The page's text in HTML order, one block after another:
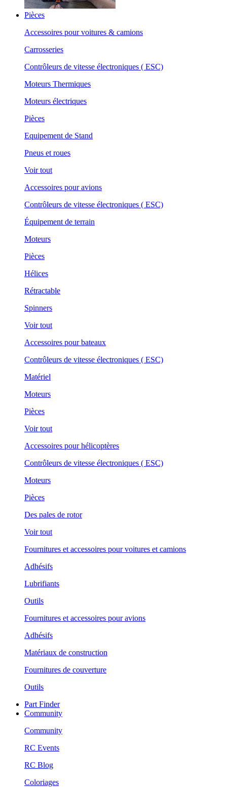
Pièces
Accessoires pour voitures & camions
Carrosseries
Contrôleurs de vitesse électroniques ( ESC)
Moteurs Thermiques
Moteurs électriques
Pièces
Equipement de Stand
Pneus et roues
Voir tout
Accessoires pour avions
Contrôleurs de vitesse électroniques ( ESC)
Équipement de terrain
Moteurs
Pièces
Hélices
Rétractable
Spinners
Voir tout
Accessoires pour bateaux
Contrôleurs de vitesse électroniques ( ESC)
Matériel
Moteurs
Pièces
Voir tout
Accessoires pour hélicoptères
Contrôleurs de vitesse électroniques ( ESC)
Moteurs
Pièces
Des pales de rotor
Voir tout
Fournitures et accessoires pour voitures et camions
Adhésifs
Lubrifiants
Outils
Fournitures et accessoires pour avions
Adhésifs
Matériaux de construction
Fournitures de couverture
Outils
Part Finder
Community
Community
RC Events
RC Blog
Coloriages